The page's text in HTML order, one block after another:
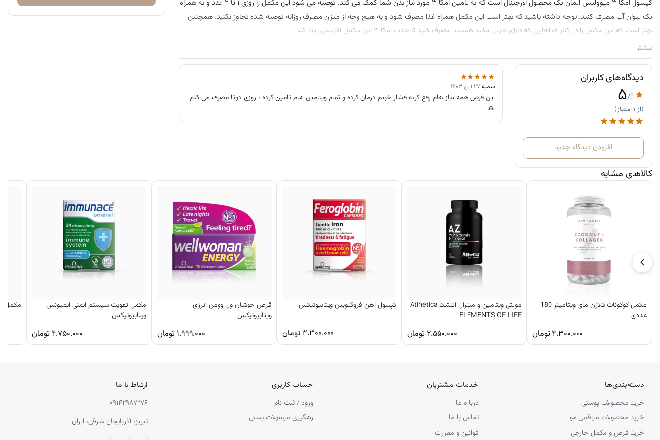
کپسول امگا ۳ میوولیس آلمان یک محصول اورجینال است که به تأمین امگا ۳ مورد نیاز بدن شما کمک می کند. توصیه می شود این مکمل را روزی ۱ تا ۲ عدد و به همراه
یک لیوان آب مصرف کنید. توجه داشته باشید که بهتر است این مکمل همراه غذا مصرف شود و به هیچ وجه از میزان مصرف روزانه توصیه شده تجاوز نکنید. همچنین
بهتر است که این مکمل را در کنار غذاهایی که دارای چربی مفید هستند مصرف کنید تا جذب امگا ۳ این مکمل افزایش پیدا کند.
بیشتر
دیدگاه‌های کاربران
۵/5
(از ۱ امتیاز)
افزودن دیدگاه جدید
سمیه۲۷ آبان ۱۴۰۳
این قرص همه نیاز هام رفع کرده فشار خونم درمان کرده و تمام ویتامین هام تامین کرده ، روزی دوتا مصرف می کنم
🙏
کالاهای مشابه
مکمل کوکونات کلاژن مای ویتامینز 180
عددی
۴.۳۰۰.۰۰۰ تومان
مولتی ویتامین و مینرال اتلتیکا Atlhetica
ELEMENTS OF LIFE
۲.۵۵۰.۰۰۰ تومان
کپسول اهن فروگلوبین ویتابیوتیکس
۳.۳۰۰.۰۰۰ تومان
قرص جوشان ول وومن انرژی
ویتابیوتیکس
۱.۹۹۹.۰۰۰ تومان
مکمل تقویت سیستم ایمنی ایمیونس
ویتابیوتیکس
۴.۷۵۰.۰۰۰ تومان
مکمل
دسته‌بندی‌ها
خرید محصولات پوستی
خرید محصولات مراقبتی مو
خرید قرص و مکمل خارجی
خدمات مشتریان
درباره ما
تماس با ما
قوانین و مقررات
حساب کاربری
ورود / ثبت نام
رهگیری مرسولات پستی
ارتباط با ما
۰۹۱۴۲۹۸۷۲۷۶
تبریز، آذربایجان شرقی، ایران